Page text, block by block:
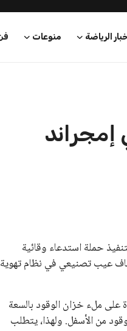
الرياضة منوعات
إمجراند
حملة استدعاء وقائية
هذا الإجراء نتيجة اكتشاف عيب تصنيعي في نظام تهوية
ملء خزان الوقود بالسعة
من الأسفل. ولهذا، يتطلب